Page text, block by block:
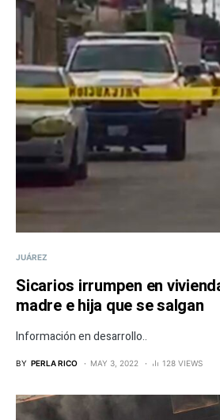
JUÁREZ
Sicarios irrumpen en
madre e hija que se salgan
Información en desarrollo..
BY PERLA RICO MAY 3, 2022 128 VIEWS